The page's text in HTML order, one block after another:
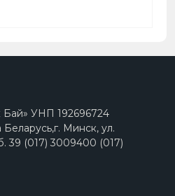
УНП 192696724
Минск, ул.
39 (017) 3009400 (017)